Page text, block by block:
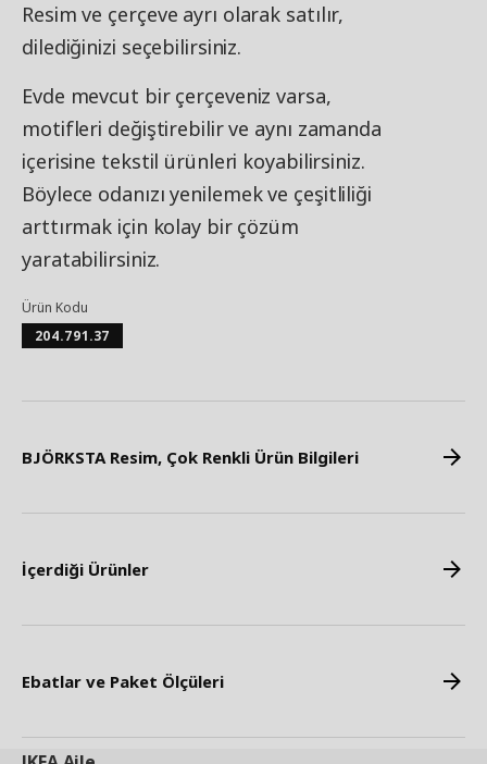
Resim ve çerçeve ayrı olarak satılır,
dilediğinizi seçebilirsiniz.
Evde mevcut bir çerçeveniz varsa,
motifleri değiştirebilir ve aynı zamanda
içerisine tekstil ürünleri koyabilirsiniz.
Böylece odanızı yenilemek ve çeşitliliği
arttırmak için kolay bir çözüm
yaratabilirsiniz.
Ürün Kodu
204.791.37
BJÖRKSTA Resim, Çok Renkli Ürün Bilgileri
İçerdiği Ürünler
Ebatlar ve Paket Ölçüleri